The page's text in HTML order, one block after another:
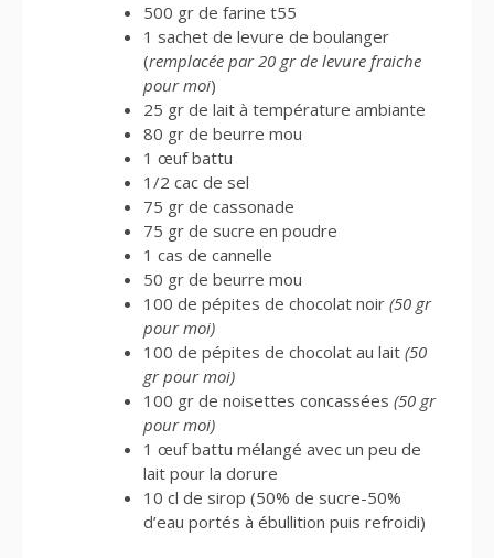
500 gr de farine t55
1 sachet de levure de boulanger
(remplacée par 20 gr de levure fraiche
pour moi)
25 gr de lait à température ambiante
80 gr de beurre mou
1 œuf battu
1/2 cac de sel
75 gr de cassonade
75 gr de sucre en poudre
1 cas de cannelle
50 gr de beurre mou
100 de pépites de chocolat noir (50 gr
pour moi)
100 de pépites de chocolat au lait (50
gr pour moi)
100 gr de noisettes concassées (50 gr
pour moi)
1 œuf battu mélangé avec un peu de
lait pour la dorure
10 cl de sirop (50% de sucre-50%
d’eau portés à ébullition puis refroidi)